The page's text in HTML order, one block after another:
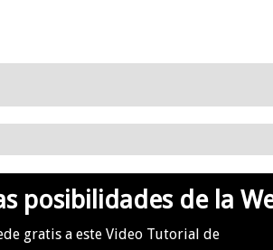
posibilidades de la
gratis a este Video Tutorial de